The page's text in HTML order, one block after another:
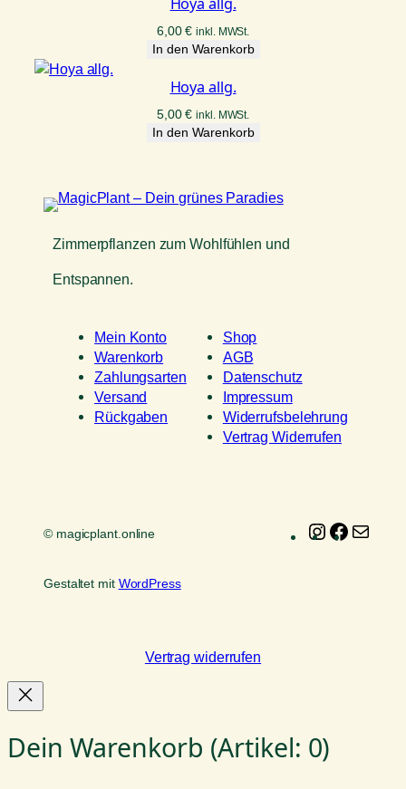
6,00€ inkl. MWSt.
In den Warenkorb
Hoya allg.
5,00€ inkl. MWSt.
In den Warenkorb
Zimmerpflanzen zum Wohlfühlen und
Entspannen.
Mein Konto
Warenkorb
Zahlungsarten
Versand
Rückgaben
Shop
AGB
Datenschutz
Impressum
Widerrufsbelehrung
Vertrag Widerrufen
© magicplant.online Instagram
Gestaltet mit WordPress
Vertrag widerrufen
Dein Warenkorb (Artikel: 0)